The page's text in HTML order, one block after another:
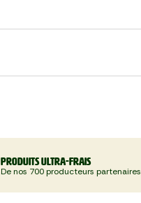
Produits ultra-frais
De nos 700 producteurs partenaires